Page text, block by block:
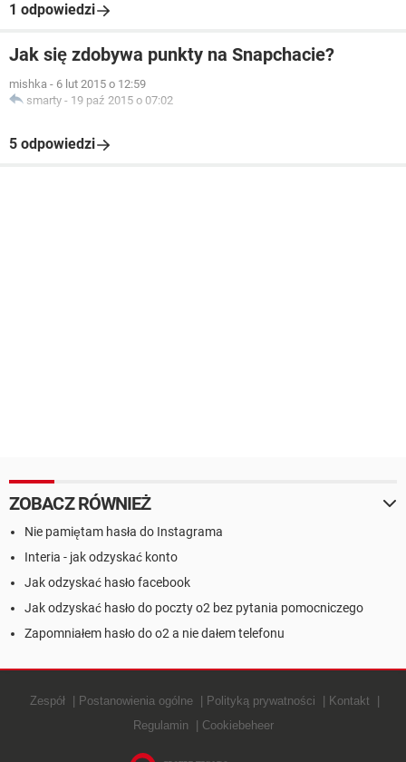
1 odpowiedzi
Jak się zdobywa punkty na Snapchacie?
mishka - 6 lut 2015 o 12:59
smarty - 19 paź 2015 o 07:02
5 odpowiedzi
ZOBACZ RÓWNIEŻ
Nie pamiętam hasła do Instagrama
Interia - jak odzyskać konto
Jak odzyskać hasło facebook
Jak odzyskać hasło do poczty o2 bez pytania pomocniczego
Zapomniałem hasło do o2 a nie dałem telefonu
Zespół Postanowienia ogólne Polityką prywatności
Kontakt
Regulamin
Cookiebeheer